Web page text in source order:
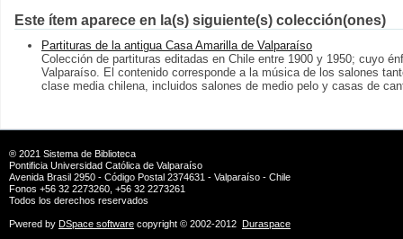
Este ítem aparece en la(s) siguiente(s) colección(ones)
Partituras de la antigua Casa Amarilla de Valparaíso
Colección de partituras editadas en Chile entre 1900 y 1950; cuyo
Valparaíso. El contenido corresponde a la música de los salones
clase media chilena, incluidos salones de medio pelo y casas de
® 2021 Sistema de Biblioteca
Pontificia Universidad Católica de Valparaíso
Avenida Brasil 2950 - Código Postal 2374631 - Valparaíso - Chile
Fonos +56 32 2273260, +56 32 2273261
Todos los derechos reservados
Pwered by DSpace software copyright © 2002-2012 Duraspace